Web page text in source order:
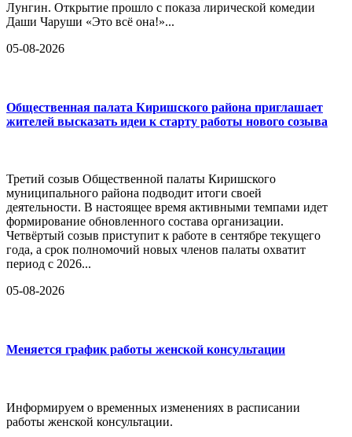
Лунгин. Открытие прошло с показа лирической комедии
Даши Чаруши «Это всё она!»...
05-08-2026
Общественная палата Киришского района приглашает
жителей высказать идеи к старту работы нового созыва
Третий созыв Общественной палаты Киришского
муниципального района подводит итоги своей
деятельности. В настоящее время активными темпами идет
формирование обновленного состава организации.
Четвёртый созыв приступит к работе в сентябре текущего
года, а срок полномочий новых членов палаты охватит
период с 2026...
05-08-2026
Меняется график работы женской консультации
Информируем о временных изменениях в расписании
работы женской консультации.